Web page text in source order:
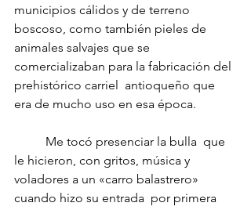
municipios cálidos y de terreno
boscoso, como también pieles de
animales salvajes que se
comercializaban para la fabricación del
prehistórico carriel  antioqueño que
era de mucho uso en esa época.
le hicieron, con gritos, música y
voladores a un «carro balastrero»
cuando hizo su entrada  por primera